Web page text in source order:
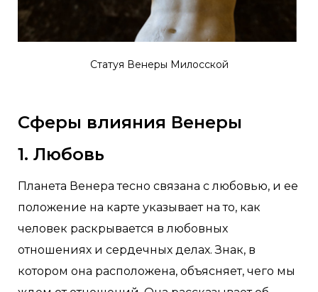
Статуя Венеры Милосской
Сферы влияния Венеры
1. Любовь
Планета Венера тесно связана с любовью, и ее
положение на карте указывает на то, как
человек раскрывается в любовных
отношениях и сердечных делах. Знак, в
котором она расположена, объясняет, чего мы